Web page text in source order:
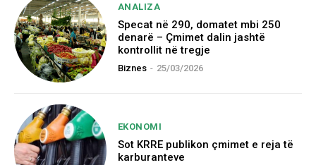
ANALIZA
Specat në 290, domatet mbi 250
denarë – Çmimet dalin jashtë
kontrollit në tregje
Biznes - 25/03/2026
EKONOMI
Sot KRRE publikon çmimet e reja të
karburanteve